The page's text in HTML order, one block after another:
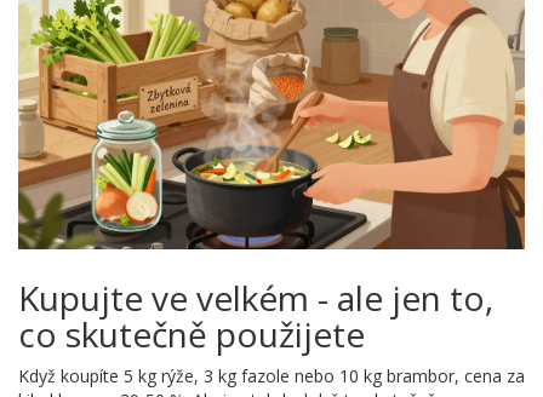
Kupujte ve velkém - ale jen to,
co skutečně použijete
Když koupíte 5 kg rýže, 3 kg fazole nebo 10 kg brambor, cena za